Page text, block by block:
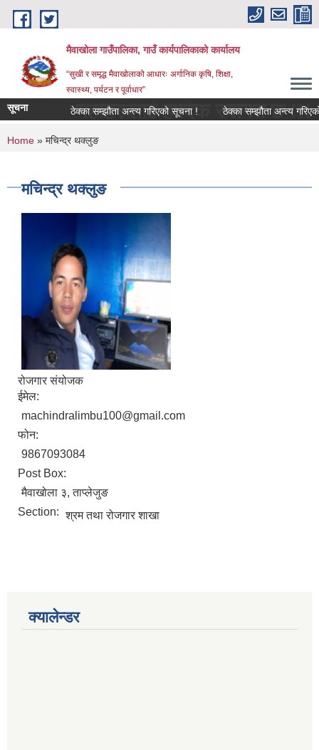
Skip to main content
मैवाखोला गाउँपालिका, गाउँ कार्यपालिकाको कार्यालय
“सुखी र समृद्ध मैवाखोलाको आधारः अर्गानिक कृषि, शिक्षा,
स्वास्थ्य, पर्यटन र पूर्वाधार”
यहाँहरुलाई हार्दिक स्वागत छ !!!
सूचना ठेक्का सम्झौता अन्त्य गरिएको सूचना ! ठेक्का सम्झौता अन्त्य गरिएको
You are here
Home » मचिन्द्र थक्लुङ
मचिन्द्र थक्लुङ
रोजगार संयोजक
ईमेल:
machindralimbu100@gmail.com
फोन:
9867093084
Post Box:
मैवाखोला ३, ताप्लेजुङ
Section: श्रम तथा रोजगार शाखा
क्यालेन्डर